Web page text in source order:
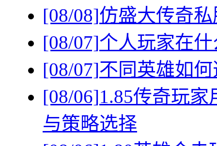
[08/08]仿盛大传奇
[08/07]个人玩家在
[08/07]不同英雄如
[08/06]1.85传奇玩
与策略选择